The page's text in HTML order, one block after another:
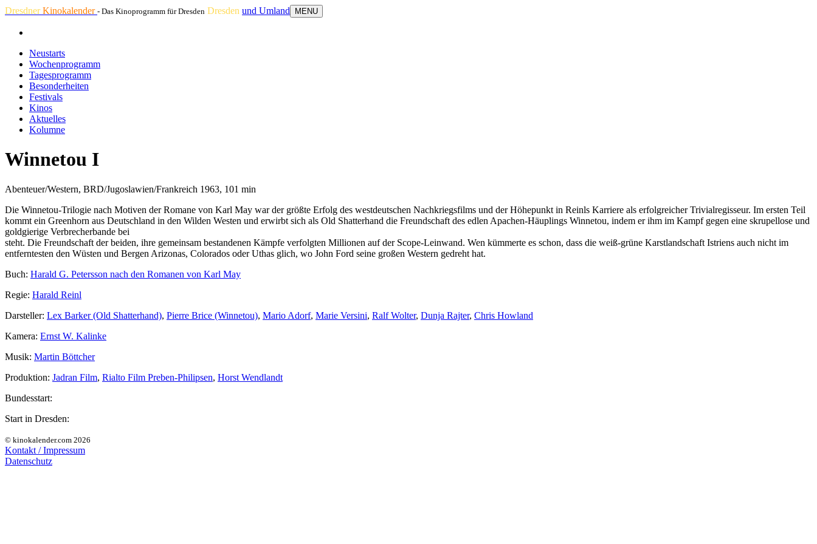
DresdnerKinokalender - Das Kinoprogramm für Dresden Dresden und Umland MENU
Neustarts
Wochenprogramm
Tagesprogramm
Besonderheiten
Festivals
Kinos
Aktuelles
Kolumne
Winnetou I
Abenteuer/Western, BRD/Jugoslawien/Frankreich 1963, 101 min
Die Winnetou-Trilogie nach Motiven der Romane von Karl May war der größte Erfolg des westdeutschen Nachkriegsfilms und der Höhepunkt in Reinls Karriere als erfolgreicher Trivialregisseur. Im ersten Teil
kommt ein Greenhorn aus Deutschland in den Wilden Westen und erwirbt sich als Old Shatterhand die Freundschaft des edlen Apachen-Häuplings Winnetou, indem er ihm im Kampf gegen eine skrupellose und
goldgierige Verbrecherbande bei
steht. Die Freundschaft der beiden, ihre gemeinsam bestandenen Kämpfe verfolgten Millionen auf der Scope-Leinwand. Wen kümmerte es schon, dass die weiß-grüne Karstlandschaft Istriens auch nicht im
entferntesten den Wüsten und Bergen Arizonas, Colorados oder Uthas glich, wo John Ford seine großen Western gedreht hat.
Buch: Harald G. Petersson nach den Romanen von Karl May
Regie: Harald Reinl
Darsteller: Lex Barker (Old Shatterhand), Pierre Brice (Winnetou), Mario Adorf, Marie Versini, Ralf Wolter, Dunja Rajter, Chris Howland
Kamera: Ernst W. Kalinke
Musik: Martin Böttcher
Produktion: Jadran Film, Rialto Film Preben-Philipsen, Horst Wendlandt
Bundesstart:
Start in Dresden:
© kinokalender.com 2026
Kontakt / Impressum
Datenschutz